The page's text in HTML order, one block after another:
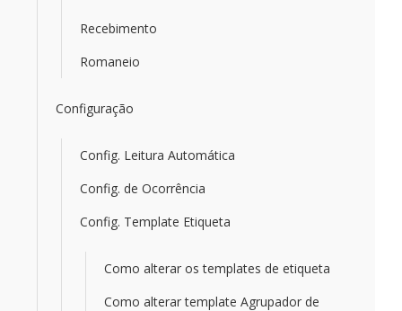
Recebimento
Romaneio
Configuração
Config. Leitura Automática
Config. de Ocorrência
Config. Template Etiqueta
Como alterar os templates de etiqueta
Como alterar template Agrupador de